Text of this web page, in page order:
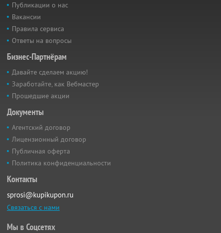
Публикации о нас
Вакансии
Правила сервиса
Ответы на вопросы
Бизнес-Партнёрам
Давайте сделаем акцию!
Заработайте, как Вебмастер
Прошедшие акции
Документы
Агентский договор
Лицензионный договор
Публичная оферта
Политика конфиденциальности
Контакты
sprosi@kupikupon.ru
Связаться с нами
Мы в Соцсетях